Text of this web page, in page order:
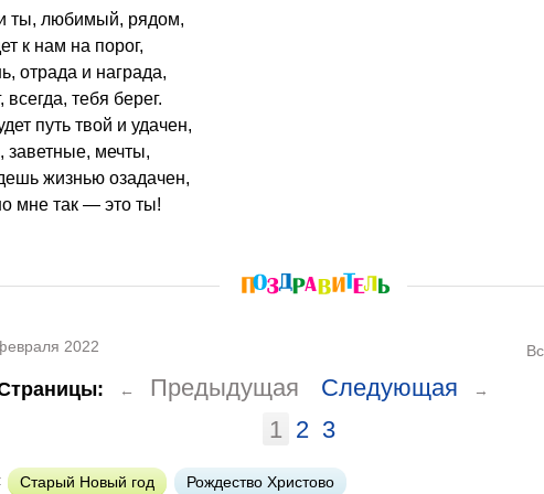
и ты, любимый, рядом,
к нам на порог,
отрада и награда,
тебя берег.
путь твой и удачен,
заветные, мечты,
жизнью озадачен,
мне так — это ты!
2022
← Предыдущая Следующая →
1 2 3
Старый Новый год Рождество Христово